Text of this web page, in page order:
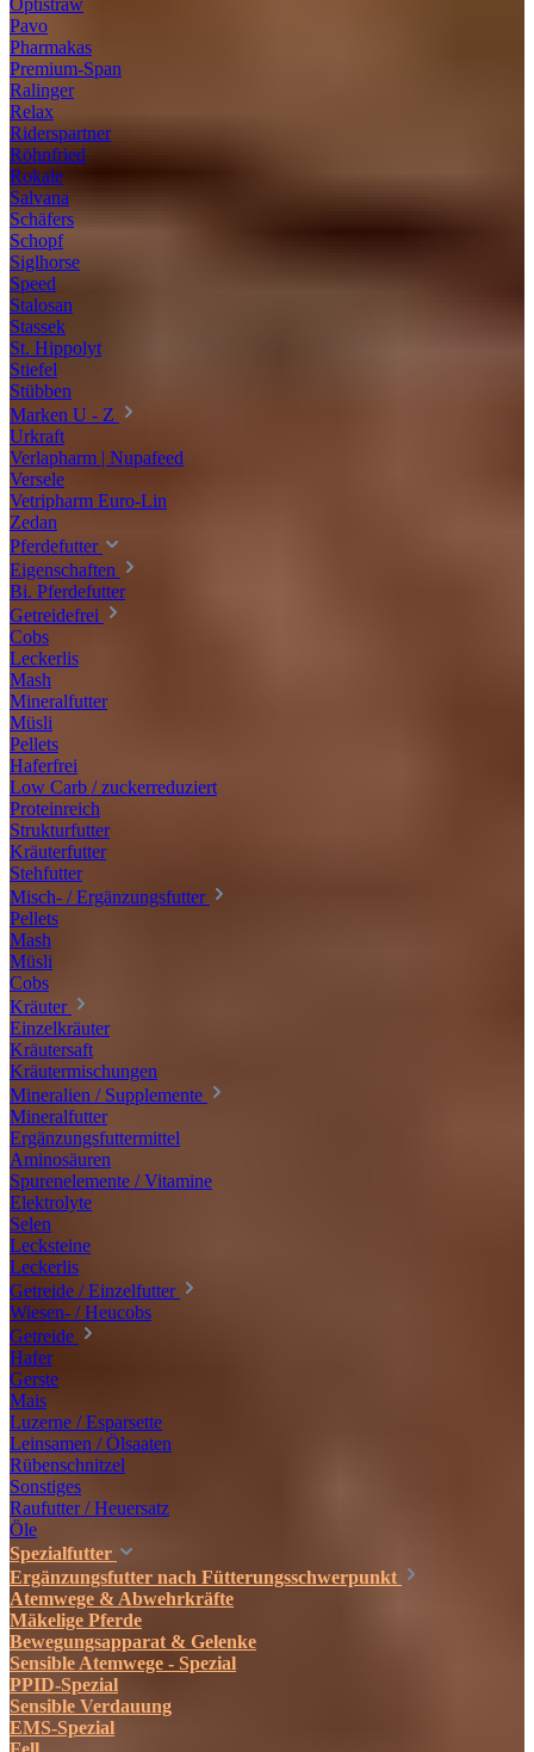
Optistraw
Pavo
Pharmakas
Premium-Span
Ralinger
Relax
Riderspartner
Röhnfried
Rokale
Salvana
Schäfers
Schopf
Siglhorse
Speed
Stalosan
Stassek
St. Hippolyt
Stiefel
Stübben
Marken U - Z
Urkraft
Verlapharm | Nupafeed
Versele
Vetripharm Euro-Lin
Zedan
Pferdefutter
Eigenschaften
Bi. Pferdefutter
Getreidefrei
Cobs
Leckerlis
Mash
Mineralfutter
Müsli
Pellets
Haferfrei
Low Carb / zuckerreduziert
Proteinreich
Strukturfutter
Kräuterfutter
Stehfutter
Misch- / Ergänzungsfutter
Pellets
Mash
Müsli
Cobs
Kräuter
Einzelkräuter
Kräutersaft
Kräutermischungen
Mineralien / Supplemente
Mineralfutter
Ergänzungsfuttermittel
Aminosäuren
Spurenelemente / Vitamine
Elektrolyte
Selen
Lecksteine
Leckerlis
Getreide / Einzelfutter
Wiesen- / Heucobs
Getreide
Hafer
Gerste
Mais
Luzerne / Esparsette
Leinsamen / Ölsaaten
Rübenschnitzel
Sonstiges
Raufutter / Heuersatz
Öle
Spezialfutter
Ergänzungsfutter nach Fütterungsschwerpunkt
Atemwege & Abwehrkräfte
Mäkelige Pferde
Bewegungsapparat & Gelenke
Sensible Atemwege - Spezial
PPID-Spezial
Sensible Verdauung
EMS-Spezial